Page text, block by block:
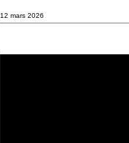
12 mars 2026